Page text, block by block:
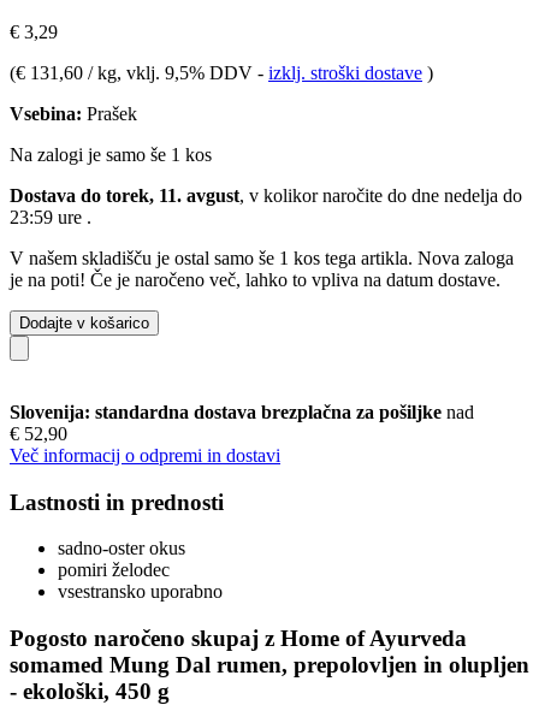
€ 3,29
(€ 131,60 / kg, vklj. 9,5% DDV - izklj. stroški dostave )
Vsebina: Prašek
Na zalogi je samo še 1 kos
Dostava do torek, 11. avgust, v kolikor naročite do dne nedelja do
23:59 ure .
V našem skladišču je ostal samo še 1 kos tega artikla. Nova zaloga
je na poti! Če je naročeno več, lahko to vpliva na datum dostave.
Dodajte v košarico
Slovenija: standardna dostava brezplačna za pošiljke nad
€ 52,90
Več informacij o odpremi in dostavi
Lastnosti in prednosti
sadno-oster okus
pomiri želodec
vsestransko uporabno
Pogosto naročeno skupaj z Home of Ayurveda
somamed Mung Dal rumen, prepolovljen in olupljen
- ekološki, 450 g